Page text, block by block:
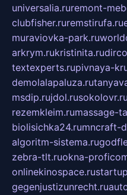
universalia.ruremont-
clubfisher.ruremstirufa.ru
muraviovka-park.ru
arkrym.rukristinita.ru
textexperts.rupivnaya-
demolalapaluza.ru
msdip.rujdol.rusokolovr.ru
rezemkleim.rumassage-
biolisichka24.rumncraft-
algoritm-sistema.ru
zebra-tlt.ruokna-
onlinekinospace.ru
gegenjustizunrecht.ru